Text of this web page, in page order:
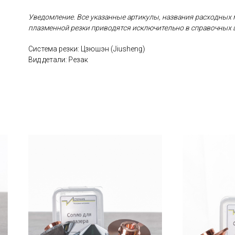
Уведомление. Все указанные артикулы, названия расходных
плазменной резки приводятся исключительно в справочных
Система резки: Цзюшэн (Jiusheng)
Вид детали: Резак